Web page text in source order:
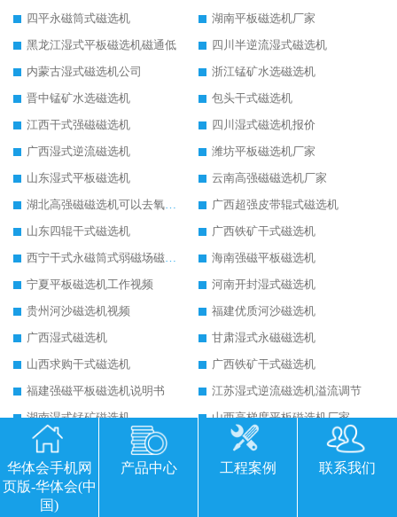
四平永磁筒式磁选机
湖南平板磁选机厂家
黑龙江湿式平板磁选机磁通低
四川半逆流湿式磁选机
内蒙古湿式磁选机公司
浙江锰矿水选磁选机
晋中锰矿水选磁选机
包头干式磁选机
江西干式强磁磁选机
四川湿式磁选机报价
广西湿式逆流磁选机
潍坊平板磁选机厂家
山东湿式平板磁选机
云南高强磁磁选机厂家
湖北高强磁磁选机可以去氧化铝
广西超强皮带辊式磁选机
山东四辊干式磁选机
广西铁矿干式磁选机
西宁干式永磁筒式弱磁场磁选机结构图
海南强磁平板磁选机
宁夏平板磁选机工作视频
河南开封湿式磁选机
贵州河沙磁选机视频
福建优质河沙磁选机
广西湿式磁选机
甘肃湿式永磁磁选机
山西求购干式磁选机
广西铁矿干式磁选机
福建强磁平板磁选机说明书
江苏湿式逆流磁选机溢流调节
湖南湿式锰矿磁选机
山西高梯度平板磁选机厂家
内蒙古铁矿干式磁选机
山西干粉立式磁选机
河北矿石干式磁选机
重庆铁矿干式磁选机
宁夏三盘干式磁选机
华体会手机网
页版-华体会(中
国)
产品中心 工程案例 联系我们